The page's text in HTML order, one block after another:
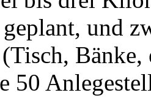
und
Bänke,
50